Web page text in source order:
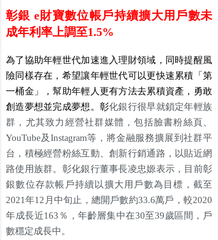
彰銀 e財寶數位帳戶持續擴大用戶數未
成年利率上調至1.5%
為了協助年輕世代加速進入理財領域，同時提醒風
險同樣存在，希望讓年輕世代可以更快速累積「第
一桶金」，幫助年輕人更有方法去累積資產，勇敢
創造夢想並完成夢想。彰化銀行很早就鎖定年輕族
群，尤其致力經營社群媒體，包括臉書粉絲頁、
YouTube及Instagram等，將金融服務擴展到社群平
台，積極經營粉絲互動、創新行銷通路，以貼近網
路使用族群。彰化銀行董事長凌忠嫄表示，目前彰
銀數位存款帳戶持續以擴大用戶數為目標，截至
2021年12月中旬止，總開戶數約33.6萬戶，較2020
年成長近163％，年齡層集中在30至39歲區間，戶
數穩定成長中。